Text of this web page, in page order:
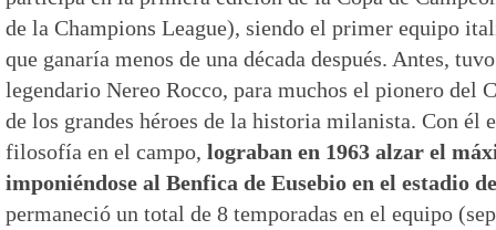
de la Champions League), siendo el primer equipo
que ganaría menos de una década después. Antes,
legendario Nereo Rocco, para muchos el pionero del
de los grandes héroes de la historia milanista. Con él
filosofía en el campo, lograban en 1963 alzar el
imponiéndose al Benfica de Eusebio en el estadio
permaneció un total de 8 temporadas en el equipo